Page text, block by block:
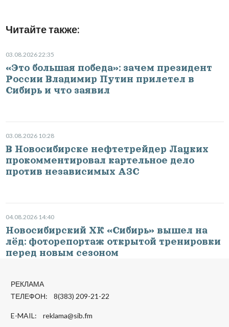
Читайте также:
03.08.2026 22:35
«Это большая победа»: зачем президент
России Владимир Путин прилетел в
Сибирь и что заявил
03.08.2026 10:28
В Новосибирске нефтетрейдер Лацких
прокомментировал картельное дело
против независимых АЗС
04.08.2026 14:40
Новосибирский ХК «Сибирь» вышел на
лёд: фоторепортаж открытой тренировки
перед новым сезоном
РЕКЛАМА
ТЕЛЕФОН: 8(383) 209-21-22
E-MAIL: reklama@sib.fm